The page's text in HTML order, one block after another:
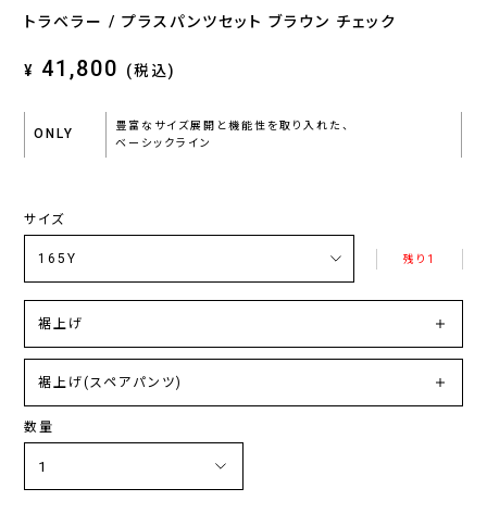
トラベラー / プラスパンツセット ブラウン チェック
¥ 41,800 (税込)
ONLY
豊富なサイズ展開と機能性を取り入れた、
ベーシックライン
サイズ
残り1
裾上げ
裾上げ(スペアパンツ)
数量